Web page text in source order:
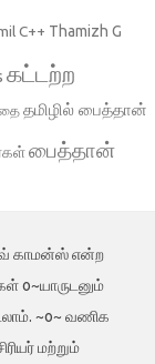
C++ Thamizh G
கட்டற்ற
தமிழில் பைத்தான்
பைத்தான்
காமன்ஸ் என்ற
o~யாருடனும்
~o~ வணிக
மற்றும்